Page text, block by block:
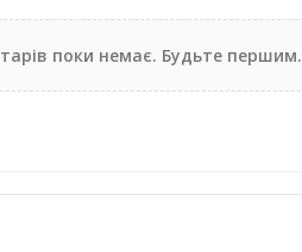
поки немає. Будьте першим.